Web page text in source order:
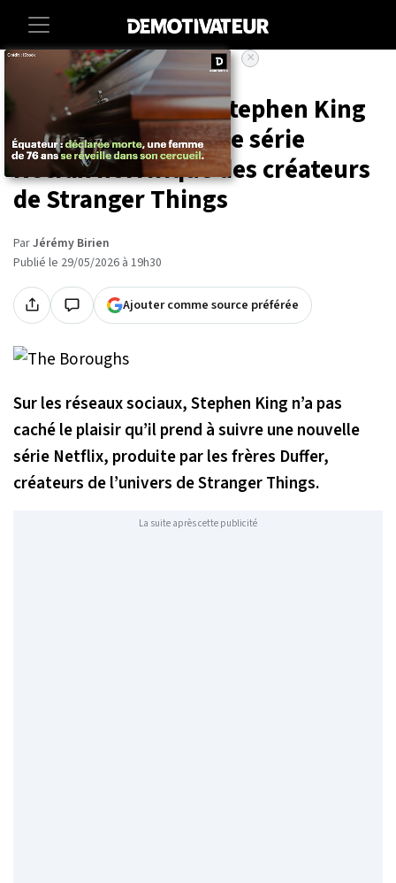
Entertainment Series
« Un pur délice » : Stephen King
adore cette nouvelle série
Netflix horrifique des créateurs
de Stranger Things
ParJérémy Birien
Publié le 29/05/2026 à 19h30
Ajouter comme source préférée
Sur les réseaux sociaux, Stephen King n’a pas
caché le plaisir qu’il prend à suivre une nouvelle
série Netflix, produite par les frères Duffer,
créateurs de l’univers de Stranger Things.
La suite après cette publicité
×